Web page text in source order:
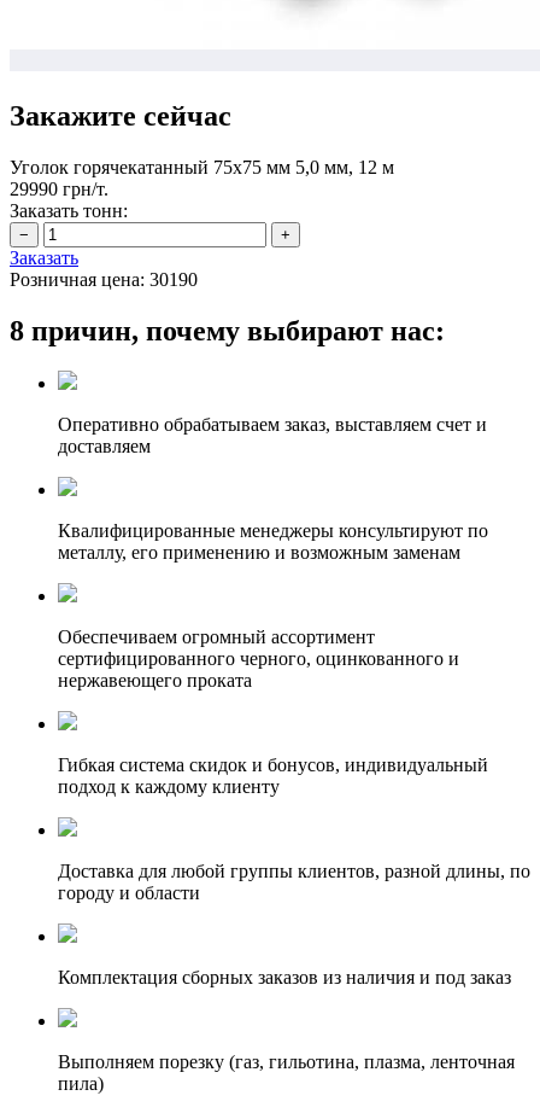
Закажите сейчас
Уголок горячекатанный 75х75 мм 5,0 мм, 12 м
29990 грн/т.
Заказать тонн:
Заказать
Розничная цена: 30190
8 причин, почему выбирают нас:
Оперативно обрабатываем заказ, выставляем счет и
доставляем
Квалифицированные менеджеры консультируют по
металлу, его применению и возможным заменам
Обеспечиваем огромный ассортимент
сертифицированного черного, оцинкованного и
нержавеющего проката
Гибкая система скидок и бонусов, индивидуальный
подход к каждому клиенту
Доставка для любой группы клиентов, разной длины, по
городу и области
Комплектация сборных заказов из наличия и под заказ
Выполняем порезку (газ, гильотина, плазма, ленточная
пила)